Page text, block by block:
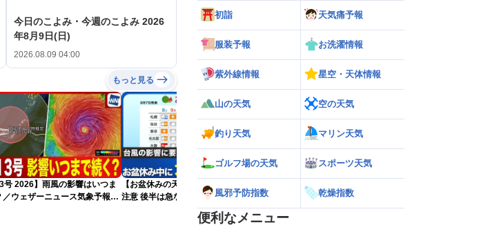
今日のこよみ・今週のこよみ 2026
年8月9日(日)
2026.08.09 04:00
もっと見る
号 2026】雨風の影響はいつま
／ウェザーニュース気象予報士
【お盆休みの天気2026】台風の影響に要
注意 後半は急な雷雨の心配も
【ゲリラ雷雨】長野県で1時間に約
100mmの猛烈な雨／気象防災速報・記
録的短時間大雨
初詣 天気痛予報
服装予報 お洗濯情報
紫外線情報 星空・天体情報
山の天気 空の天気
釣り天気 マリン天気
ゴルフ場の天気 スポーツ天気
風邪予防指数 乾燥指数
便利なメニュー